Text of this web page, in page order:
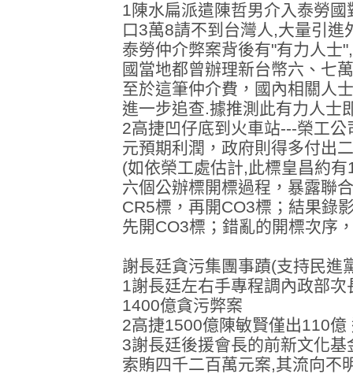
1陳水扁派遣陳哲男介入泰勞
口3萬8請不到台灣人,大量引
泰勞仲介弊案背後有"有力人士
國當地都曾辦理新台幣六、七
至於這筆仲介費，國內相關人
進一步追查.據推測此有力人士
2高捷凹仔底到火車站---榮工
元預期利潤，政府則得多付出
(如依榮工處估計,此標皇昌約
六個公辦標開標過程，暴露聯
CR5標，再開CO3標；結果錄
先開CO3標；錯亂的開標次序
謝長廷貪污集團事蹟(支持民進
1謝長廷左右手專程調內政部
1400億貪污弊案
2高捷1500億陳敏賢僅出110
3謝長廷後援會長的前新文化
索賄四千二百萬元案,其流向不